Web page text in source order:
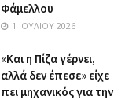
Φάμελλου
1 ΙΟΥΛΊΟΥ 2026
«Και η Πίζα γέρνει,
αλλά δεν έπεσε» είχε
πει μηχανικός για την